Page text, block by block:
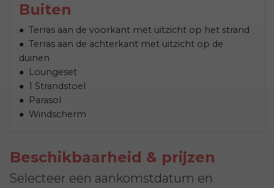
Buiten
Terras aan de voorkant met uitzicht op het strand
Terras aan de achterkant met uitzicht op de
duinen
Loungeset
1 Strandstoel
Parasol
Windscherm
Beschikbaarheid & prijzen
Selecteer een aankomstdatum en